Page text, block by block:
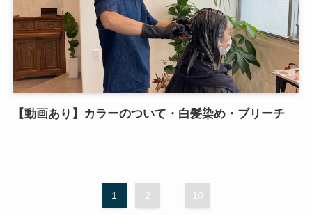
【動画あり】カラーのついて・白髪染め・ブリーチ
1 2 ... 10